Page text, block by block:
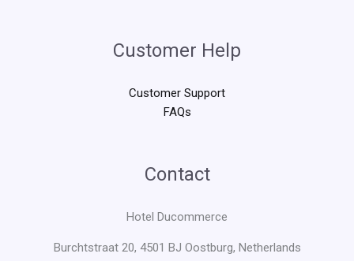
Customer Help
Customer Support
FAQs
Contact
Hotel Ducommerce
Burchtstraat 20, 4501 BJ Oostburg, Netherlands